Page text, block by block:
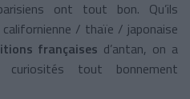
ont tout bon. Qu’ils
californienne / thaïe / japonaise
françaises d’antan, on a
tout bonnement